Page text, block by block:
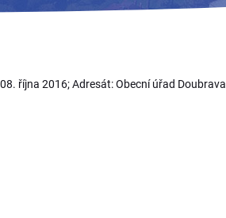
října 2016; Adresát: Obecní úřad Doubrava